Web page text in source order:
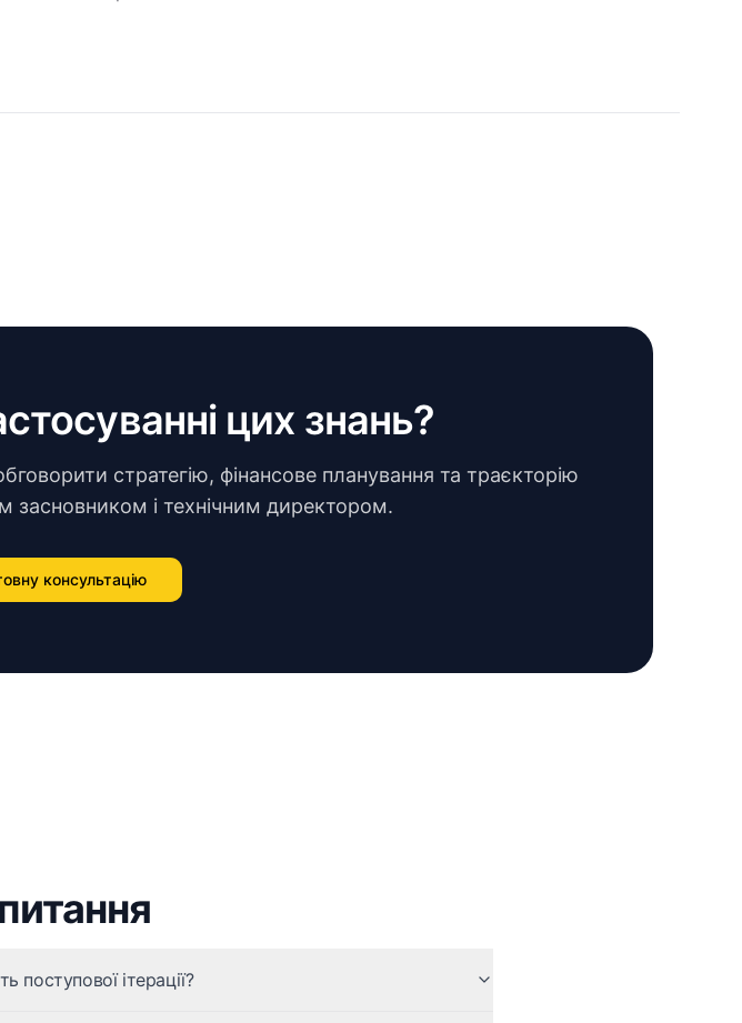
цих знань?
стратегію, фінансове планування та траєкторію
засновником і технічним директором.
консультацію
поступової ітерації?